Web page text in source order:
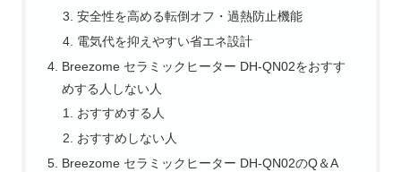
安全性を高める転倒オフ・過熱防止機能
電気代を抑えやすい省エネ設計
Breezome セラミックヒーター DH-QN02をおすす
めする人しない人
おすすめする人
おすすめしない人
Breezome セラミックヒーター DH-QN02のQ＆A